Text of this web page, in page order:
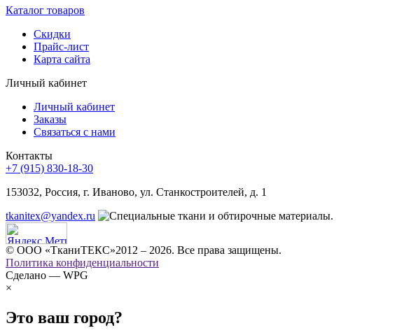
Каталог товаров
Скидки
Прайс-лист
Карта сайта
Личный кабинет
Личный кабинет
Заказы
Связаться с нами
Контакты
+7 (915) 830-18-30
153032, Россия, г. Иваново, ул. Станкостроителей, д. 1
tkanitex@yandex.ru
© ООО «ТканиТЕКС»2012 – 2026. Все права защищены.
Политика конфиденциальности
Сделано — WPG
×
Это ваш город?